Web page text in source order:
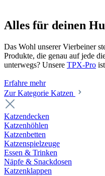
Alles für deinen
Das Wohl unserer Vierbeiner
Produkte, die genau auf jede
unterwegs? Unsere TPX-Pro
Erfahre mehr
Zur Kategorie Katzen
Katzendecken
Katzenhöhlen
Katzenbetten
Katzenspielzeuge
Essen & Trinken
Näpfe & Snackdosen
Katzenklappen